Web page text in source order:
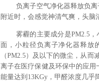
负离子空气净化器释放负
附近时，会感觉神清气爽，头
雾霾的主要成分是PM2.5
面，小粒径负离子净化器释放
（PM2.5）及以下的微尘，从
离子在医疗保健及环保中的应
能量达到13KGy，甲醛浓度几乎